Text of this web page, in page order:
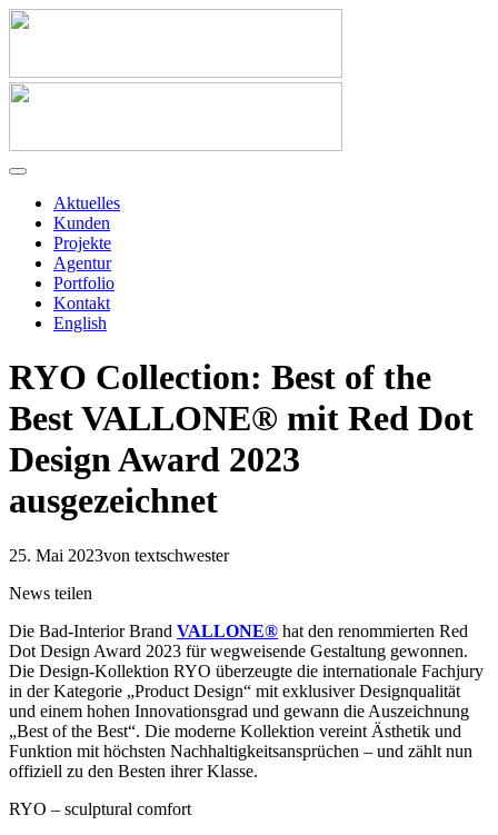
Aktuelles
Kunden
Projekte
Agentur
Portfolio
Kontakt
English
RYO Collection: Best of the
Best VALLONE® mit Red Dot
Design Award 2023
ausgezeichnet
25. Mai 2023von textschwester
News teilen
Die Bad-Interior Brand VALLONE® hat den renommierten Red
Dot Design Award 2023 für wegweisende Gestaltung gewonnen.
Die Design-Kollektion RYO überzeugte die internationale Fachjury
in der Kategorie „Product Design“ mit exklusiver Designqualität
und einem hohen Innovationsgrad und gewann die Auszeichnung
„Best of the Best“. Die moderne Kollektion vereint Ästhetik und
Funktion mit höchsten Nachhaltigkeitsansprüchen – und zählt nun
offiziell zu den Besten ihrer Klasse.
RYO – sculptural comfort